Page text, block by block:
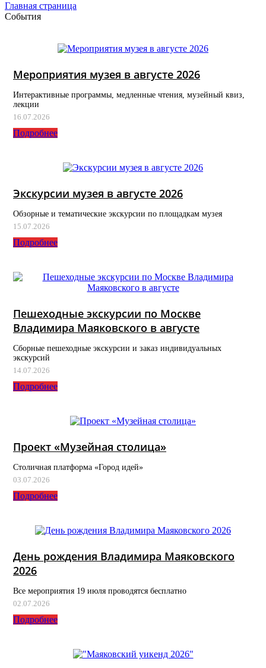
Главная страница
События
Мероприятия музея в августе 2026
Интерактивные программы, медленные чтения, музейный квиз,
лекции
16.07.2026
Подробнее
Экскурсии музея в августе 2026
Обзорные и тематические экскурсии по площадкам музея
15.07.2026
Подробнее
Пешеходные экскурсии по Москве
Владимира Маяковского в августе
Сборные пешеходные экскурсии и заказ индивидуальных
экскурсий
14.07.2026
Подробнее
Проект «Музейная столица»
Столичная платформа «Город идей»
03.07.2026
Подробнее
День рождения Владимира Маяковского
2026
Все мероприятия 19 июля проводятся бесплатно
02.07.2026
Подробнее